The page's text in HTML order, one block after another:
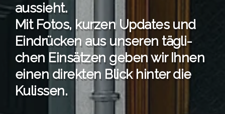
aus­sieht.
Mit Fotos, kur­zen Updates und
Ein­drü­cken aus unse­ren täg­li­
chen Ein­sät­zen geben wir Ihnen
einen direk­ten Blick hin­ter die
Kulis­sen.